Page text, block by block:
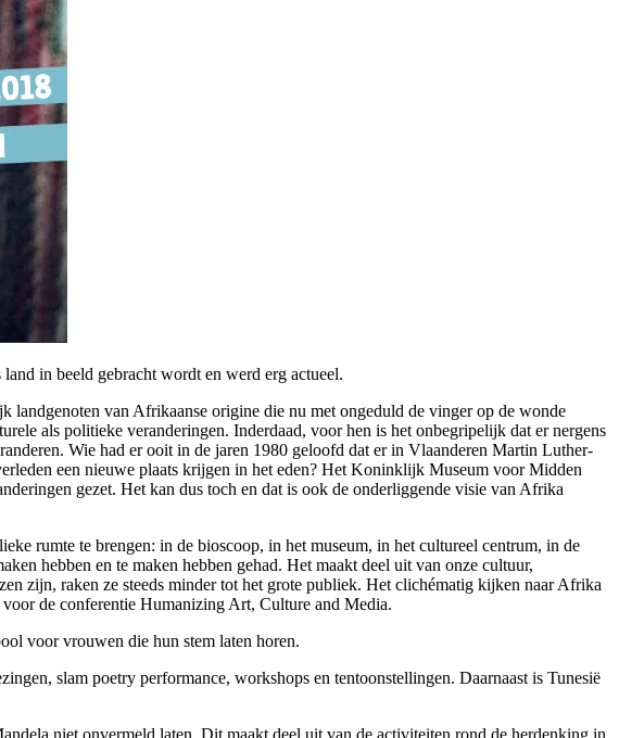
in beeld gebracht wordt en werd erg actueel.
landgenoten van Afrikaanse origine die nu met ongeduld de vinger op de wonde
als politieke veranderingen. Inderdaad, voor hen is het onbegripelijk dat er nergens
Wie had er ooit in de jaren 1980 geloofd dat er in Vlaanderen Martin Luther-
een nieuwe plaats krijgen in het eden? Het Koninklijk Museum voor Midden
gezet. Het kan dus toch en dat is ook de onderliggende visie van Afrika
rumte te brengen: in de bioscoop, in het museum, in het cultureel centrum, in de
hebben en te maken hebben gehad. Het maakt deel uit van onze cultuur,
zijn, raken ze steeds minder tot het grote publiek. Het clichématig kijken naar Afrika
de conferentie Humanizing Art, Culture and Media.
voor vrouwen die hun stem laten horen.
slam poetry performance, workshops en tentoonstellingen. Daarnaast is Tunesië
niet onvermeld laten. Dit maakt deel uit van de activiteiten rond de herdenking in